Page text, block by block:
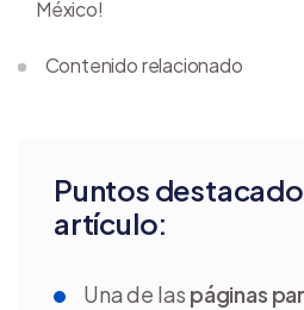
Puntos
artículo:
Una de las páginas
México!
Contenido relacionado